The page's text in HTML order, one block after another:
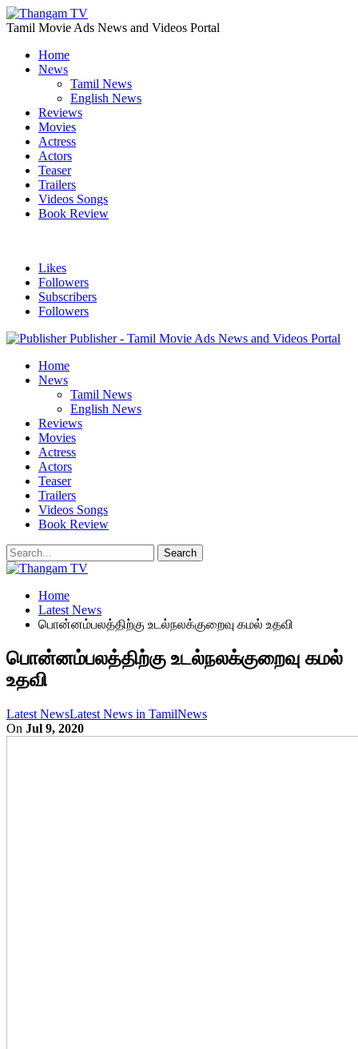
Tamil Movie Ads News and Videos Portal
Home
News
Tamil News
English News
Reviews
Movies
Actress
Actors
Teaser
Trailers
Videos Songs
Book Review
Likes
Followers
Subscribers
Followers
Publisher - Tamil Movie Ads News and Videos Portal
Home
News
Tamil News
English News
Reviews
Movies
Actress
Actors
Teaser
Trailers
Videos Songs
Book Review
Home
Latest News
பொன்னம்பலத்திற்கு உடல்நலக்குறைவு கமல் உதவி
பொன்னம்பலத்திற்கு உடல்நலக்குறைவு கமல்
உதவி
Latest NewsLatest News in TamilNews
On Jul 9, 2020